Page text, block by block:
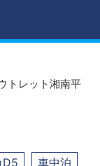
トレット湘南平
D5 車中泊